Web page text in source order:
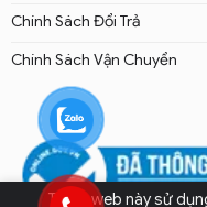
Chính Sách Đổi Trả
Chính Sách Vận Chuyển
Trang web này sử